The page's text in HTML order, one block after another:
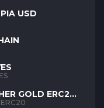
USD
GOLD ERC20